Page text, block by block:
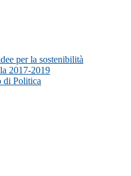
per la sostenibilità
2017-2019
di Politica